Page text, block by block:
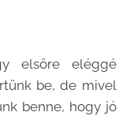
elsőre eléggé
be, de mivel
benne, hogy jó